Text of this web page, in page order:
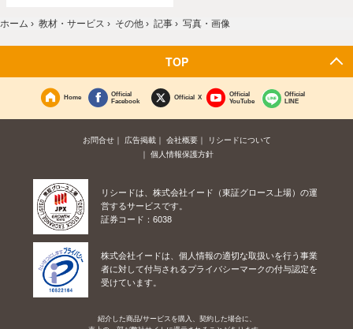
ホーム › 教材・サービス › その他 › 記事 › 写真・画像
TOP
Home
Official
Facebook
Official X
Official
YouTube
Official
LINE
お問合せ 広告掲載 会社概要
リシードについて
個人情報保護方針
リシードは、株式会社イード（東証グロース上場）の運
営するサービスです。
証券コード：6038
株式会社イードは、個人情報の適切な取扱いを行う事業
者に対して付与されるプライバシーマークの付与認定を
受けています。
紹介した商品/サービスを購入、契約した場合に、